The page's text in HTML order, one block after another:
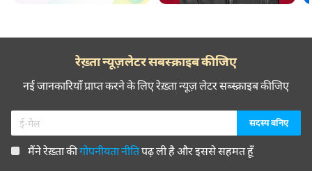
रेख़्ता न्यूज़लेटर सबस्क्राइब कीजिए
नई जानकारियाँ प्राप्त करने के लिए रेख़्ता न्यूज़ लेटर सब्स्क्राइब कीजिए
मैंने रेख़्ता कीगोपनीयता नीतिपढ़ ली है और इससे सहमत हूँ